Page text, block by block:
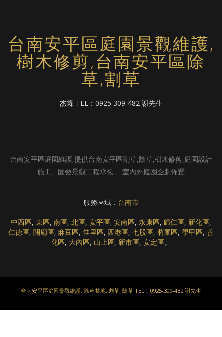
台南安平區庭園景觀維護,
樹木修剪,台南安平區除
草,割草
杰霖 TEL：0925-309-482 謝先生
台南安平區庭園維護,提供台南安平區割草,除草,樹木修剪,庭園設計
施工、園藝景觀工程承包 、室內外庭園企劃佈置
服務區域： 台南市
中西區, 東區, 南區, 北區, 安平區, 安南區, 永康區, 歸仁區, 新化區,
仁德區, 關廟區, 麻豆區, 佳里區, 西港區, 七股區, 將軍區, 學甲區, 善
化區, 大內區, 山上區, 新市區, 安定區。
台南安平區庭園景觀維護, 除草整地, 割草, 除草 TEL：0925-309-482 謝先生